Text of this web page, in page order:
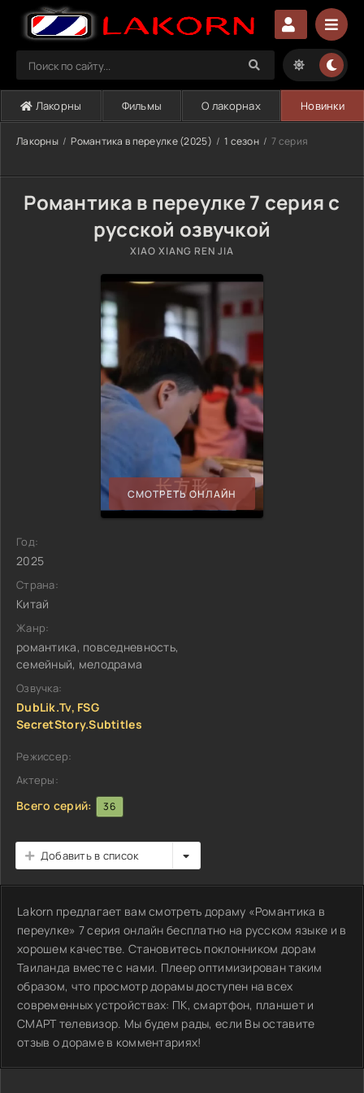
Лакорны Фильмы О лакорнах Новинки
Лакорны Романтика в переулке (2025) 1 сезон 7 серия
Романтика в переулке 7 серия с
русской озвучкой
XIAO XIANG REN JIA
СМОТРЕТЬ ОНЛАЙН
Год:
2025
Страна:
Китай
Жанр:
романтика, повседневность,
семейный, мелодрама
Озвучка:
DubLik.Tv, FSG
SecretStory.Subtitles
Режиссер:
Актеры:
Всего серий: 36
Добавить в список
Lakorn предлагает вам смотреть дораму «Романтика в
переулке» 7 серия онлайн бесплатно на русском языке и в
хорошем качестве. Становитесь поклонником дорам
Таиланда вместе с нами. Плеер оптимизирован таким
образом, что просмотр дорамы доступен на всех
современных устройствах: ПК, смартфон, планшет и
СМАРТ телевизор. Мы будем рады, если Вы оставите
отзыв о дораме в комментариях!